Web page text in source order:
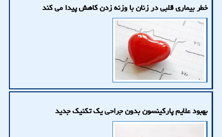
خطر بیماری قلبی در زنان با وزنه زدن کاهش پیدا می کند
بهبود علایم پارکینسون بدون جراحی یک تکنیک جدید